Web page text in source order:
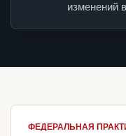
изменений
ФЕДЕРАЛЬНАЯ